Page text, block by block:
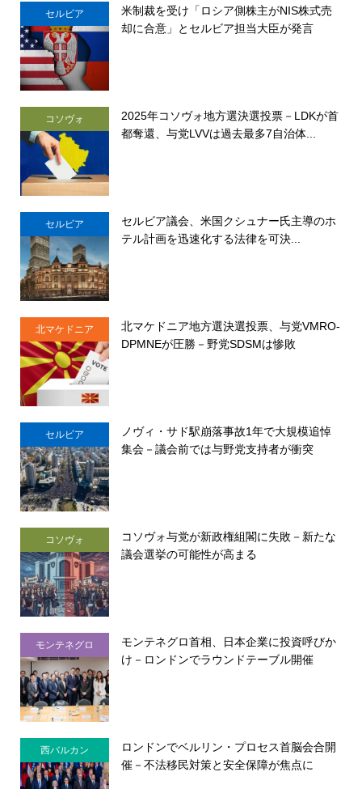
セルビア
米制裁を受け「ロシア側株主がNIS株式売
却に合意」とセルビア担当大臣が発言
コソヴォ
2025年コソヴォ地方選決選投票－LDKが首
都奪還、与党LVVは過去最多7自治体...
セルビア
セルビア議会、米国クシュナー氏主導のホ
テル計画を迅速化する法律を可決...
北マケドニア
北マケドニア地方選決選投票、与党VMRO-
DPMNEが圧勝－野党SDSMは惨敗
セルビア
ノヴィ・サド駅崩落事故1年で大規模追悼
集会－議会前では与野党支持者が衝突
コソヴォ
コソヴォ与党が新政権組閣に失敗－新たな
議会選挙の可能性が高まる
モンテネグロ
モンテネグロ首相、日本企業に投資呼びか
け－ロンドンでラウンドテーブル開催
西バルカン
ロンドンでベルリン・プロセス首脳会合開
催－不法移民対策と安全保障が焦点に